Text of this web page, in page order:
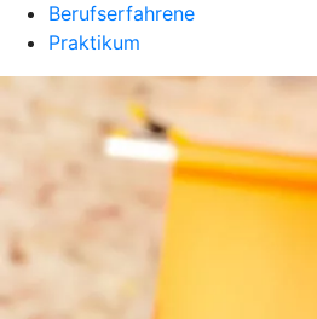
Berufserfahrene
Praktikum